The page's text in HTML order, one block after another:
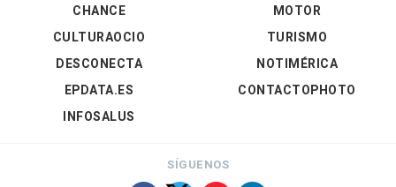
CHANCE
CULTURAOCIO
DESCONECTA
EPDATA.ES
INFOSALUS
MOTOR
TURISMO
NOTIMÉRICA
CONTACTOPHOTO
SÍGUENOS